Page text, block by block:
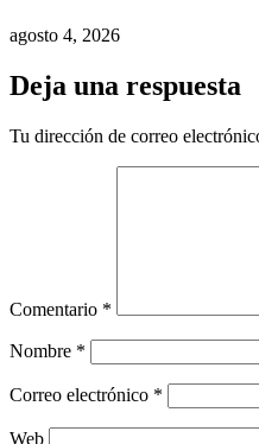
agosto 4, 2026
Deja una respuesta
Tu dirección de correo
Comentario *
Nombre *
Correo electrónico *
Web